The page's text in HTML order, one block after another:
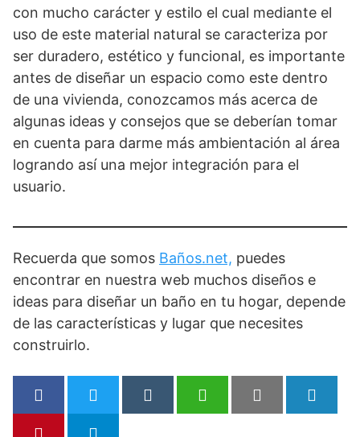
con mucho carácter y estilo el cual mediante el
uso de este material natural se caracteriza por
ser duradero, estético y funcional, es importante
antes de diseñar un espacio como este dentro
de una vivienda, conozcamos más acerca de
algunas ideas y consejos que se deberían tomar
en cuenta para darme más ambientación al área
logrando así una mejor integración para el
usuario.
Recuerda que somos Baños.net, puedes
encontrar en nuestra web muchos diseños e
ideas para diseñar un baño en tu hogar, depende
de las características y lugar que necesites
construirlo.